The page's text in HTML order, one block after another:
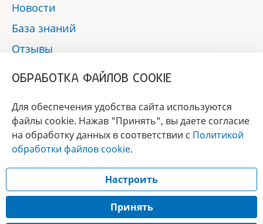
Новости
База знаний
Отзывы
БРЕНД
ГОДА 2017 - 2019
© 2017 - 2026 «Альфа-вет»
Разработка сайта —
ОБРАБОТКА ФАЙЛОВ COOKIE
Для обеспечения удобства сайта используются
файлы cookie. Нажав "Принять", вы даете согласие
на обработку данных в соответствии с Политикой
обработки файлов cookie.
Настроить
Принять